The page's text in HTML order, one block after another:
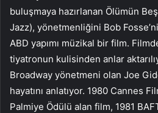
buluşmaya hazırlanan Ölümün
Jazz), yönetmenliğini Bob
ABD yapımı müzikal bir film.
tiyatronun kulisinden anlar
Broadway yönetmeni olan Joe
hayatını anlatıyor. 1980 Cannes
Palmiye Ödülü alan film, 1981